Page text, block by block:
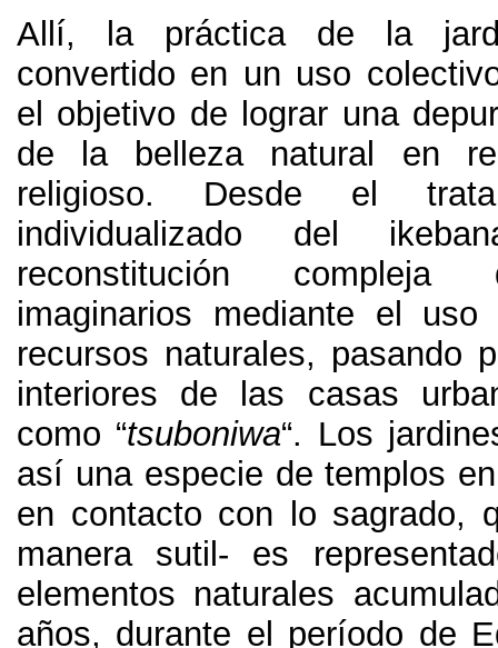
Allí, la práctica de la
convertido en un uso
el objetivo de lograr una
de la belleza natural en
religioso. Desde el
individualizado del
reconstitución compleja
imaginarios mediante el uso
recursos naturales, pasando
interiores de las casas
como “tsuboniwa“. Los
así una especie de templos
en contacto con lo sagrado,
manera sutil- es
elementos naturales
años, durante el período de